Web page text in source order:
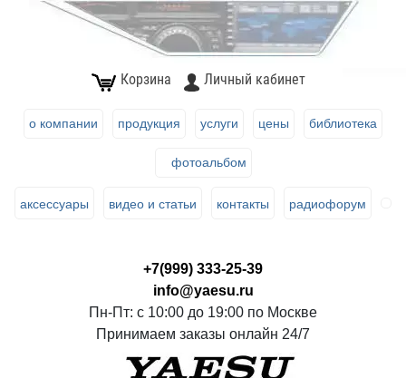
Корзина Личный кабинет
о компании продукция услуги цены библиотека
фотоальбом
аксессуары видео и статьи контакты радиофорум
+7(999) 333-25-39
info@yaesu.ru
Пн-Пт: с 10:00 до 19:00 по Москве
Принимаем заказы онлайн 24/7